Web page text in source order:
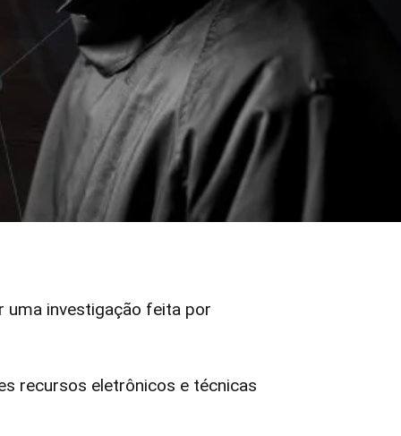
uma investigação feita por
recursos eletrônicos e técnicas